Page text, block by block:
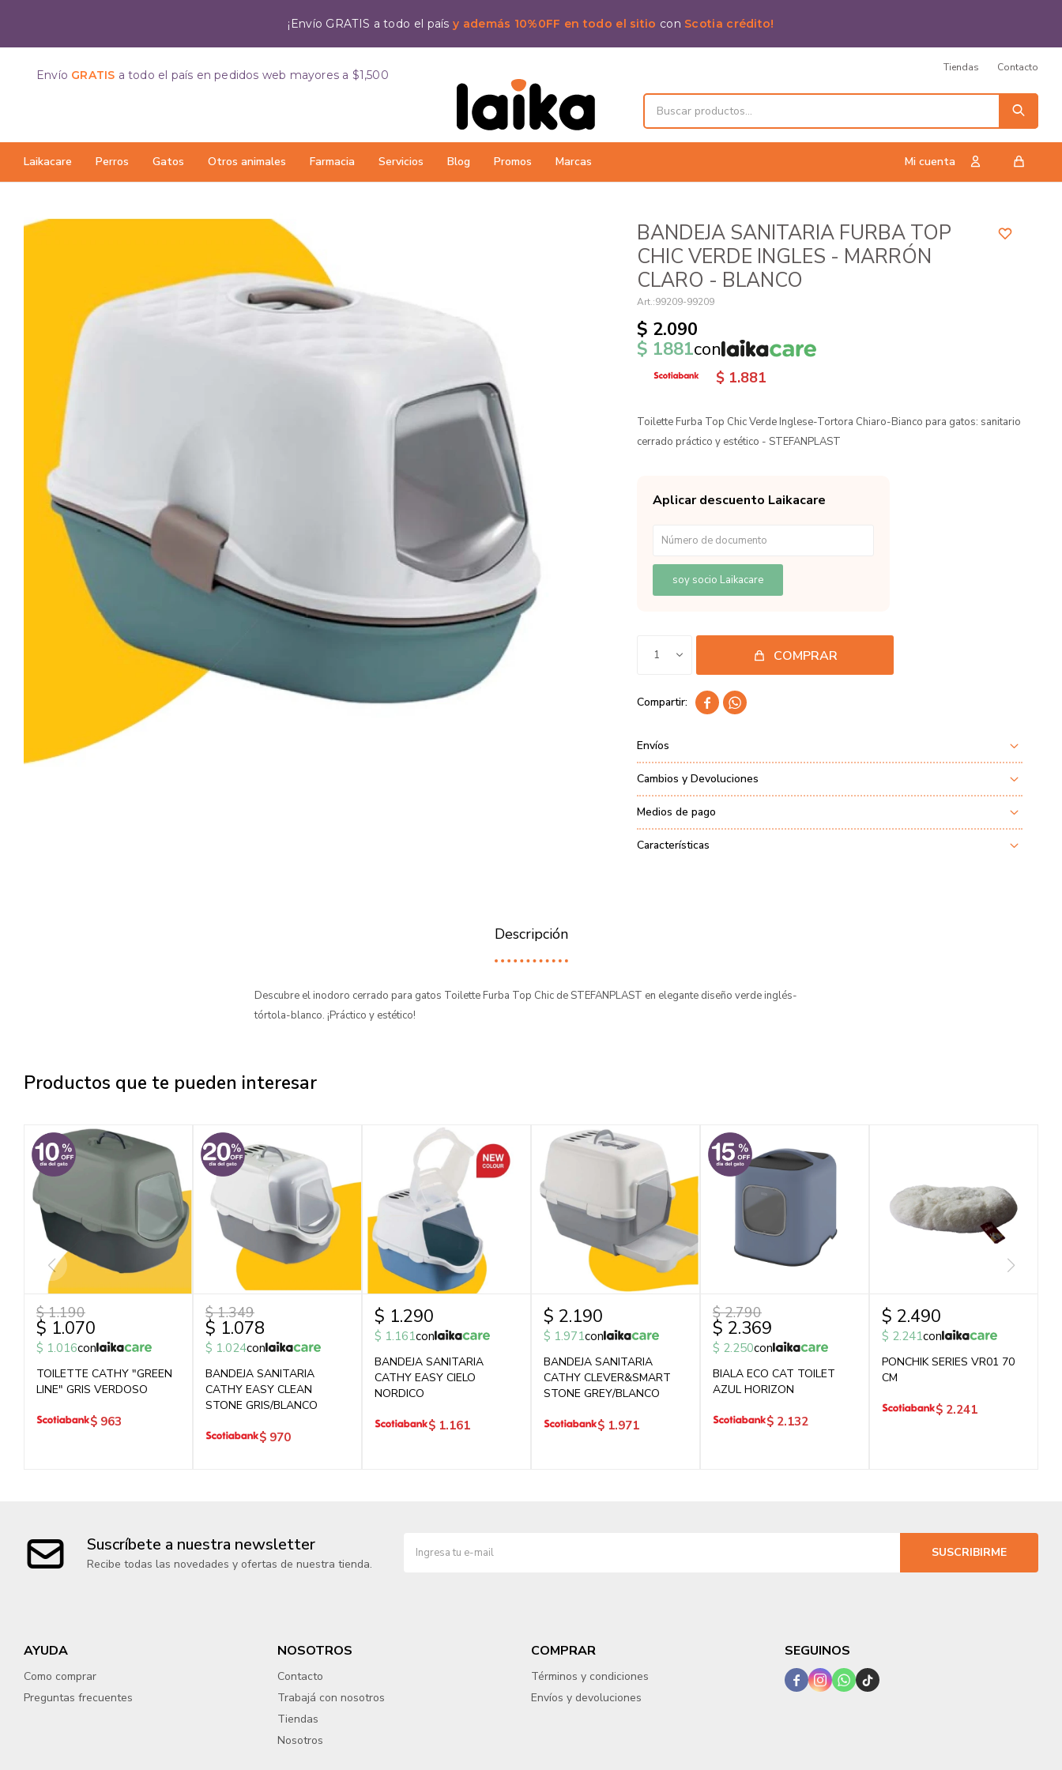
¡Envío GRATIS a todo el paísy además 10%0FF en todo el sitio con Scotia crédito!
Laikacare Perros Gatos Otros animales Farmacia Servicios Blog Promos Marcas
Envío GRATIS a todo el país en pedidos web mayores a $1,500
Tiendas Contacto
BANDEJA SANITARIA FURBA TOP
CHIC VERDE INGLES - MARRÓN
CLARO - BLANCO
99209-99209
$ 2.090
$ 1881con
$ 1.881
Toilette Furba Top Chic Verde Inglese-Tortora Chiaro-Bianco para gatos: sanitario
cerrado práctico y estético - STEFANPLAST
Aplicar descuento Laikacare
soy socio Laikacare
1 COMPRAR
 
Envíos
Cambios y Devoluciones
Medios de pago
Características
Descripción
Descubre el inodoro cerrado para gatos Toilette Furba Top Chic de STEFANPLAST en elegante diseño verde inglés-
tórtola-blanco. ¡Práctico y estético!
Productos que te pueden interesar
$ 1.070
$ 1.190
$ 1.016con
TOILETTE CATHY "GREEN
LINE" GRIS VERDOSO
$ 963
$ 1.078
$ 1.349
$ 1.024con
BANDEJA SANITARIA
CATHY EASY CLEAN
STONE GRIS/BLANCO
$ 970
$ 1.290
$ 1.161con
BANDEJA SANITARIA
CATHY EASY CIELO
NORDICO
$ 1.161
$ 2.190
$ 1.971con
BANDEJA SANITARIA
CATHY CLEVER&SMART
STONE GREY/BLANCO
$ 1.971
$ 2.369
$ 2.790
$ 2.250con
BIALA ECO CAT TOILET
AZUL HORIZON
$ 2.132
$ 2.490
$ 2.241con
PONCHIK SERIES VR01 70
CM
$ 2.241
Suscríbete a nuestra newsletter
Recibe todas las novedades y ofertas de nuestra tienda.
SUSCRIBIRME
AYUDA
Como comprar
Preguntas frecuentes
NOSOTROS
Contacto
Trabajá con nosotros
Tiendas
Nosotros
COMPRAR
Términos y condiciones
Envíos y devoluciones
SEGUINOS
   